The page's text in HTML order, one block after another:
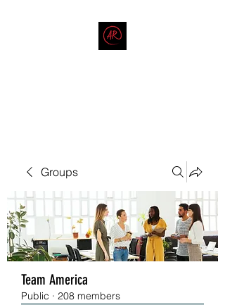
Groups
Team America
Public · 208 members